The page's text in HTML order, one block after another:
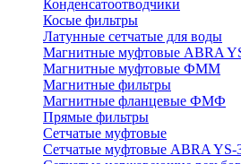
Конденсатоотводчики
Косые фильтры
Латунные сетчатые для воды
Магнитные муфтовые ABRA
Магнитные муфтовые ФММ
Магнитные фильтры
Магнитные фланцевые ФМФ
Прямые фильтры
Сетчатые муфтовые
Сетчатые муфтовые ABRA YS-